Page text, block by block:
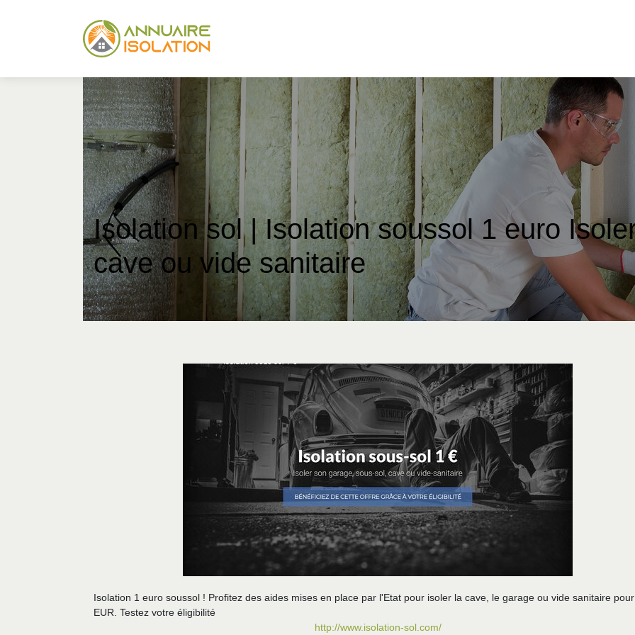
Isolation sol | Isolation soussol 1 euro
cave ou vide sanitaire
Isolation 1 euro soussol ! Profitez des aides mises en place par l'Etat pour isoler la cave, le garage ou vide sanitaire
EUR. Testez votre éligibilité
http://www.isolation-sol.com/